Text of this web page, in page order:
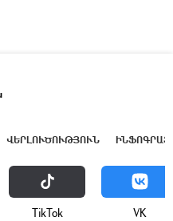
ՎԵՐԼՈՒԾՈՒԹՅՈՒՆ
ТikТоk VK